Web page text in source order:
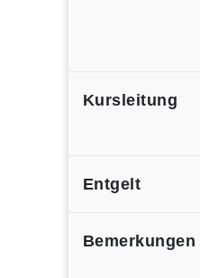
Kursleitung
Entgelt
Bemerkungen